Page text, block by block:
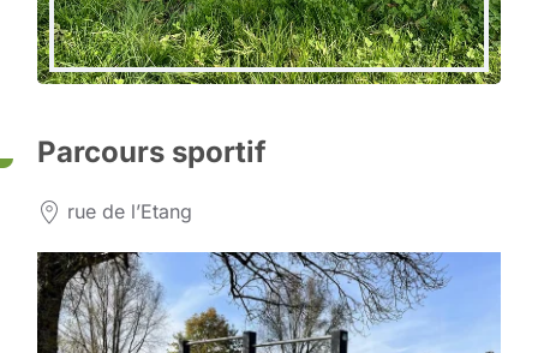
Parcours sportif
rue de l’Etang